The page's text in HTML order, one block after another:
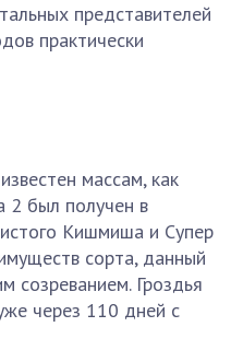
представителей
практически
массам, как
2 был получен в
Кишмиша и Супер
сорта, данный
созреванием. Гроздья
через 110 дней с